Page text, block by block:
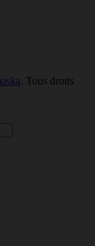
. Tous droits